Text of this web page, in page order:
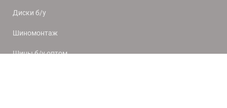
Диски б/у
Шиномонтаж
Шины б/у оптом